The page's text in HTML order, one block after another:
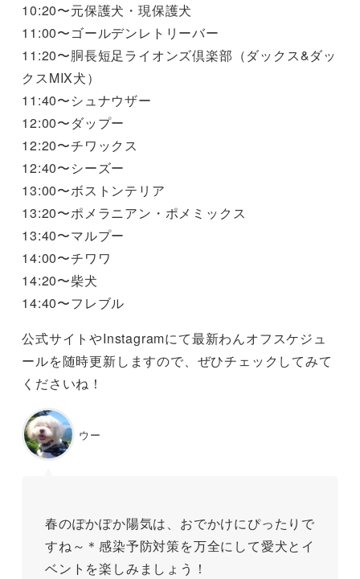
10:20〜元保護犬・現保護犬
11:00〜ゴールデンレトリーバー
11:20〜胴長短足ライオンズ倶楽部（ダックス&ダッ
クスMIX犬）
11:40〜シュナウザー
12:00〜ダップー
12:20〜チワックス
12:40〜シーズー
13:00〜ボストンテリア
13:20〜ポメラニアン・ポメミックス
13:40〜マルプー
14:00〜チワワ
14:20〜柴犬
14:40〜フレブル
公式サイトやInstagramにて最新わんオフスケジュ
ールを随時更新しますので、ぜひチェックしてみて
くださいね！
ウー
春のぽかぽか陽気は、おでかけにぴったりで
すね～＊感染予防対策を万全にして愛犬とイ
ベントを楽しみましょう！